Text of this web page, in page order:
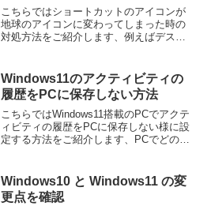
こちらではショートカットのアイコンが
地球のアイコンに変わってしまった時の
対処方法をご紹介します、例えばデスク
てしまった、そんな時には今回ご紹介す
る方法を試してみてください。
Windows11のアクティビティの
履歴をPCに保存しない方法
こちらではWindows11搭載のPCでアクテ
ィビティの履歴をPCに保存しない様に設
定する方法をご紹介します、PCでどの様
を残したくない場合は機能をオフに設定
しておきましょう。
Windows10 と Windows11 の変
更点を確認